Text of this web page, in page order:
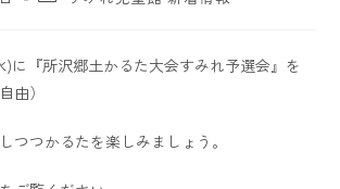
)に『所沢郷土かるた大会すみれ予選会』を
由）
つつかるたを楽しみましょう。